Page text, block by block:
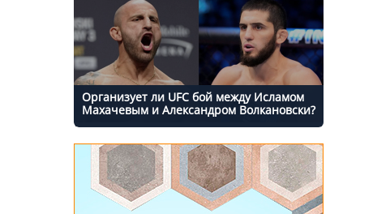
Организует ли UFC бой между Исламом
Махачевым и Александром Волкановски?